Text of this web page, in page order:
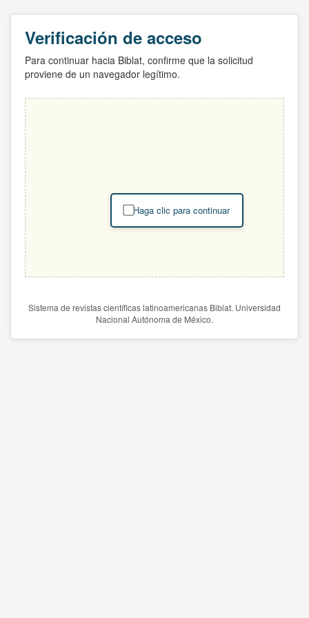
Verificación de acceso
Para continuar hacia Biblat, confirme que la solicitud
proviene de un navegador legítimo.
Haga clic para continuar
Sistema de revistas científicas latinoamericanas Biblat. Universidad
Nacional Autónoma de México.